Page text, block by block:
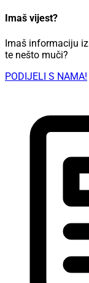
Imaš vijest?
Imaš informaciju
te nešto muči?
PODIJELI S NAMA!